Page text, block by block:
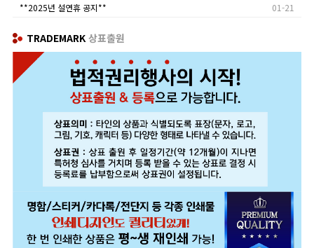
**2025년 설연휴 공지**
01-21
TRADEMARK상표출원